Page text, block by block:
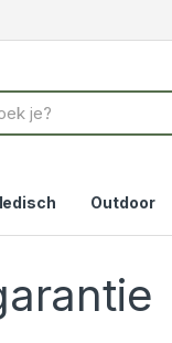
Outdoor